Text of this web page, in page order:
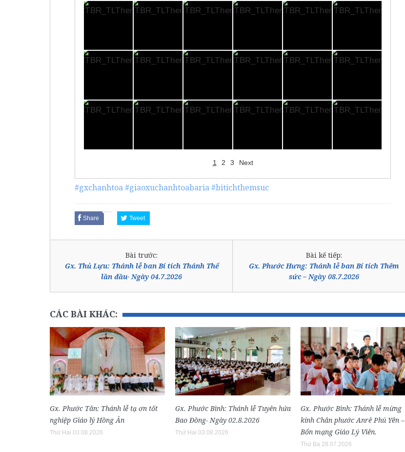
1 2 3 Next
#gxchanhtoa#giaoxuchanhtoabaria#bitichthemsuc
Share Tweet
Bài trước:
Gx. Thủ Lựu: Thánh lễ ban Bí tích Thánh Thể
lần đầu- Ngày 04.7.2026
Bài kế tiếp:
Gx. Phước Hưng: Thánh lễ ban Bí tích Thêm
sức – Ngày 08.7.2026
CÁC BÀI KHÁC:
Gx. Phước Tân: Thánh lễ tạ ơn tốt
nghiệp Giáo lý Hồng Ân
Thứ Hai 03.08.2026
Gx. Phước Bình: Thánh lễ Tuyên hứa
Bao Đồng- Ngày 02.8.2026
Thứ Hai 03.08.2026
Gx. Phước Bình: Thánh lễ mừng
kính Chân phước Anrê Phú Yên –
Bổn mạng Giáo Lý Viên.
Thứ Ba 28.07.2026